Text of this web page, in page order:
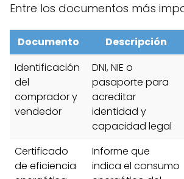
Entre los documentos más
Documento Descripción
Identificación
del
comprador y
vendedor
DNI, NIE o
pasaporte para
acreditar
identidad y
capacidad legal
Certificado
de eficiencia
Informe que
indica el consumo